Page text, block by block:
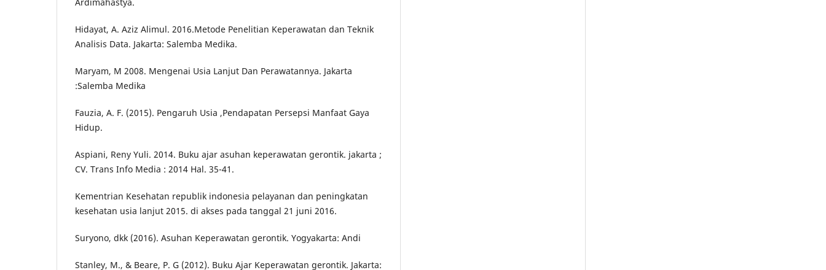
Hidayat, A. Aziz Alimul. 2016.Metode Penelitian Keperawatan dan Teknik
Analisis Data. Jakarta: Salemba Medika.
Maryam, M 2008. Mengenai Usia Lanjut Dan Perawatannya. Jakarta
:Salemba Medika
Fauzia, A. F. (2015). Pengaruh Usia ,Pendapatan Persepsi Manfaat Gaya
Hidup.
Aspiani, Reny Yuli. 2014. Buku ajar asuhan keperawatan gerontik. jakarta ;
CV. Trans Info Media : 2014 Hal. 35-41.
Kementrian Kesehatan republik indonesia pelayanan dan peningkatan
kesehatan usia lanjut 2015. di akses pada tanggal 21 juni 2016.
Suryono, dkk (2016). Asuhan Keperawatan gerontik. Yogyakarta: Andi
Stanley, M., & Beare, P. G (2012). Buku Ajar Keperawatan gerontik. Jakarta: